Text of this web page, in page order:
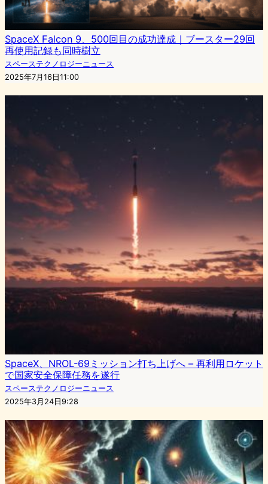
SpaceX Falcon 9、500回目の成功達成｜ブースター29回
再使用記録も同時樹立
スペーステクノロジーニュース
2025年7月16日11:00
SpaceX、NROL-69ミッション打ち上げへ – 再利用ロケット
で国家安全保障任務を遂行
スペーステクノロジーニュース
2025年3月24日9:28